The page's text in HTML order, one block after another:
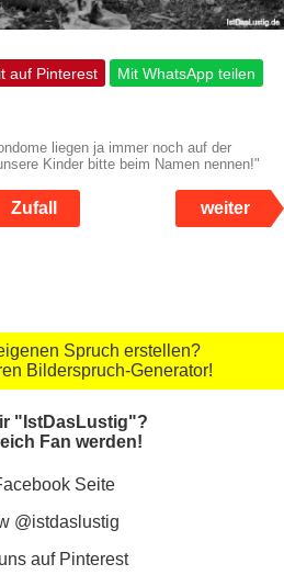
auf Pinterest Mit WhatsApp teilen
liegen ja immer noch auf der
Kinder bitte beim Namen nennen!"
Zufall weiter
Spruch erstellen?
Bilderspruch-Generator!
"IstDasLustig"?
Fan werden!
Seite
@istdaslustig
auf Pinterest